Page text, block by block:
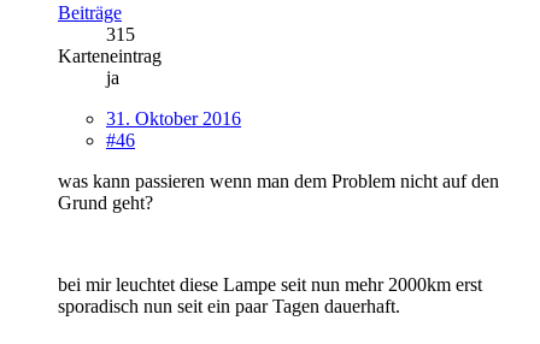
Beiträge
315
Karteneintrag
ja
31. Oktober 2016
#46
was kann passieren wenn man dem Problem nicht auf den
Grund geht?
bei mir leuchtet diese Lampe seit nun mehr 2000km erst
sporadisch nun seit ein paar Tagen dauerhaft.